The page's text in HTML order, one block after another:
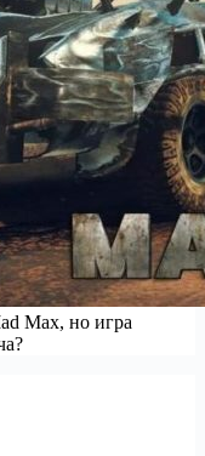
Max, но игра